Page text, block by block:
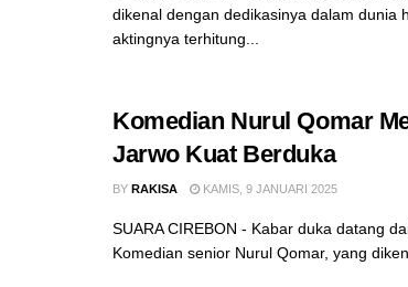
dikenal dengan dedikasinya dalam dunia
aktingnya terhitung...
Komedian Nurul Qomar
Jarwo Kuat Berduka
BY RAKISA KAMIS, 9 JANUARI 2025
SUARA CIREBON - Kabar duka datang
Komedian senior Nurul Qomar, yang